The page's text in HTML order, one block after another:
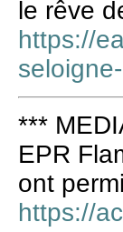
le rêve
https://
***
EPR
ont
https://